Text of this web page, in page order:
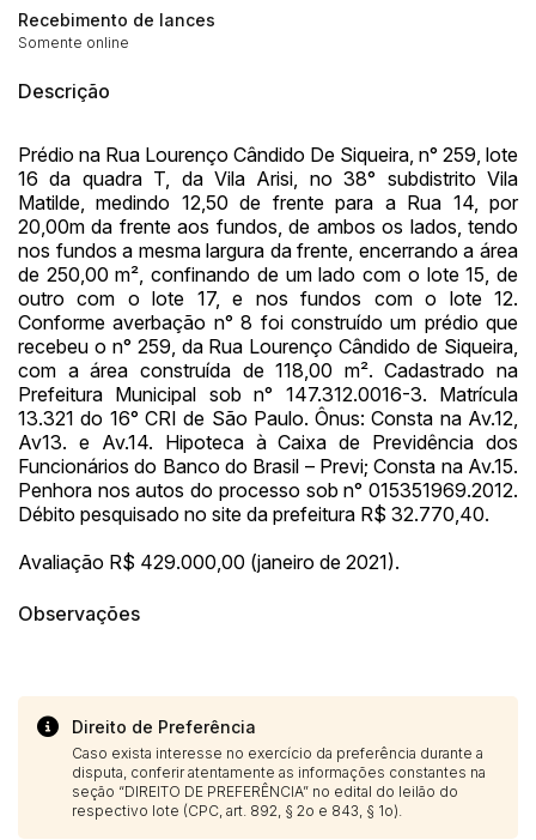
Recebimento de lances
Somente online
Descrição
Prédio na Rua Lourenço Cândido De Siqueira, n° 259, lote
16 da quadra T, da Vila Arisi, no 38° subdistrito Vila
Matilde, medindo 12,50 de frente para a Rua 14, por
20,00m da frente aos fundos, de ambos os lados, tendo
nos fundos a mesma largura da frente, encerrando a área
de 250,00 m², confinando de um lado com o lote 15, de
outro com o lote 17, e nos fundos com o lote 12.
Conforme averbação n° 8 foi construído um prédio que
recebeu o n° 259, da Rua Lourenço Cândido de Siqueira,
com a área construída de 118,00 m². Cadastrado na
Prefeitura Municipal sob n° 147.312.0016-3. Matrícula
13.321 do 16° CRI de São Paulo. Ônus: Consta na Av.12,
Av13. e Av.14. Hipoteca à Caixa de Previdência dos
Funcionários do Banco do Brasil – Previ; Consta na Av.15.
Penhora nos autos do processo sob n° 015351969.2012.
Débito pesquisado no site da prefeitura R$ 32.770,40.
Avaliação R$ 429.000,00 (janeiro de 2021).
Observações
Direito de Preferência
Caso exista interesse no exercício da preferência durante a
disputa, conferir atentamente as informações constantes na
seção “DIREITO DE PREFERÊNCIA” no edital do leilão do
respectivo lote (CPC, art. 892, § 2o e 843, § 1o).
Envie sua Proposta
(Art. 895, CPC)
Histórico de Propostas
Data Usuário Valor
14/04/2025 18:43:11 TIAGOFELIPE R$ 1,00
14/04/2025 18:43:11 TIAGOFELIPE R$ 1,00
14/04/2025 18:43:11 TIAGOFELIPE R$ 1,00
Clique aqui para fazer login
Habilite-se para efetuar lances ou
propostas